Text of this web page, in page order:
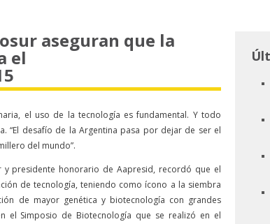
aseguran que la
el
el uso de la tecnología es fundamental. Y todo
“El desafío de la Argentina pasa por dejar de ser el
del mundo”.
presidente honorario de Aapresid, recordó que el
de tecnología, teniendo como ícono a la siembra
de mayor genética y biotecnología con grandes
el Simposio de Biotecnología que se realizó en el